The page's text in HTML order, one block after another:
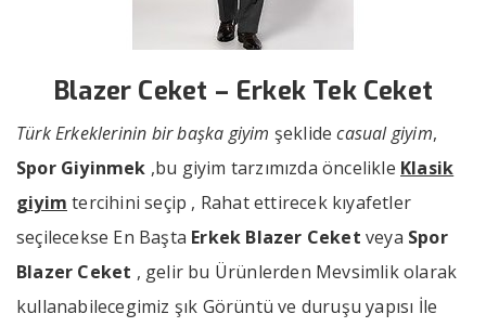
Blazer Ceket – Erkek Tek Ceket
Türk Erkeklerinin bir başka giyim şeklidecasual giyim,
Spor Giyinmek ,bu giyim tarzımızda öncelikle Klasik
giyim tercihini seçip , Rahat ettirecek kıyafetler
seçilecekse En Başta Erkek Blazer Ceket veya Spor
Blazer Ceket , gelir bu Ürünlerden Mevsimlik olarak
kullanabilecegimiz şık Görüntü ve duruşu yapısı İle